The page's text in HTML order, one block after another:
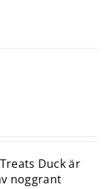
Duck är
noggrant